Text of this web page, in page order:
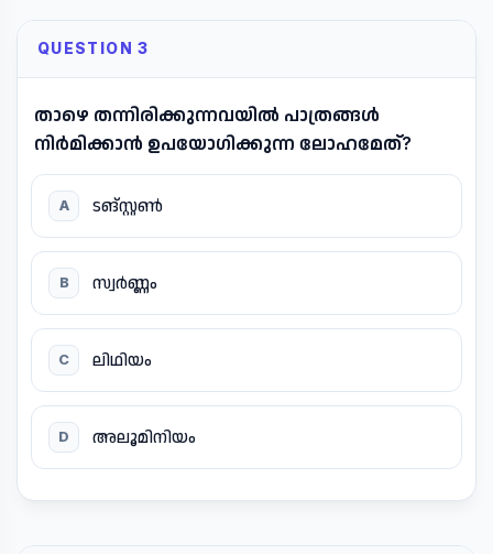
QUESTION 3
താഴെ തന്നിരിക്കുന്നവയിൽ പാത്രങ്ങള്‍
നിര്‍മിക്കാന്‍ ഉപയോഗിക്കുന്ന ലോഹമേത്?
A ടങ്സ്റ്റണ്‍
B സ്വര്‍ണ്ണം
C ലിഥിയം
D അലൂമിനിയം